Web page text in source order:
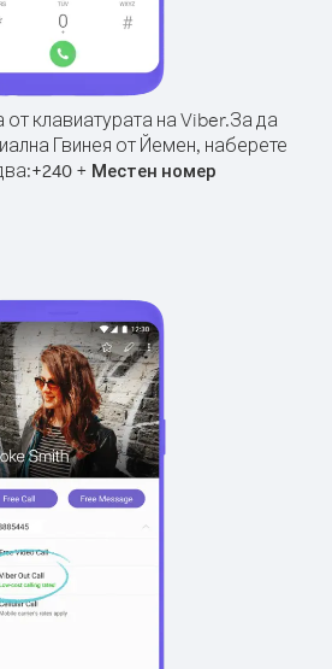
клавиатурата на Viber.За да
Гвинея от Йемен, наберете
+240 + Местен номер